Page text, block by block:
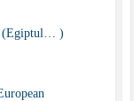
(Egiptul… )